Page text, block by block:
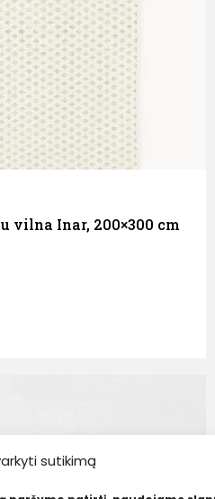
sutikimą
vilna Inar, 200×300 cm